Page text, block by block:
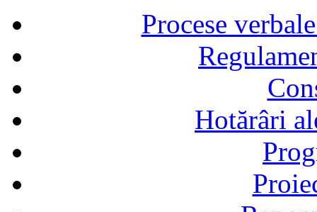
Procese
Hotărâri